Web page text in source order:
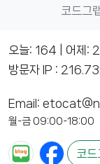
코드그
오늘: 164 | 어제:
방문자 IP :
Email:
월-금 09:00-18:00
코드